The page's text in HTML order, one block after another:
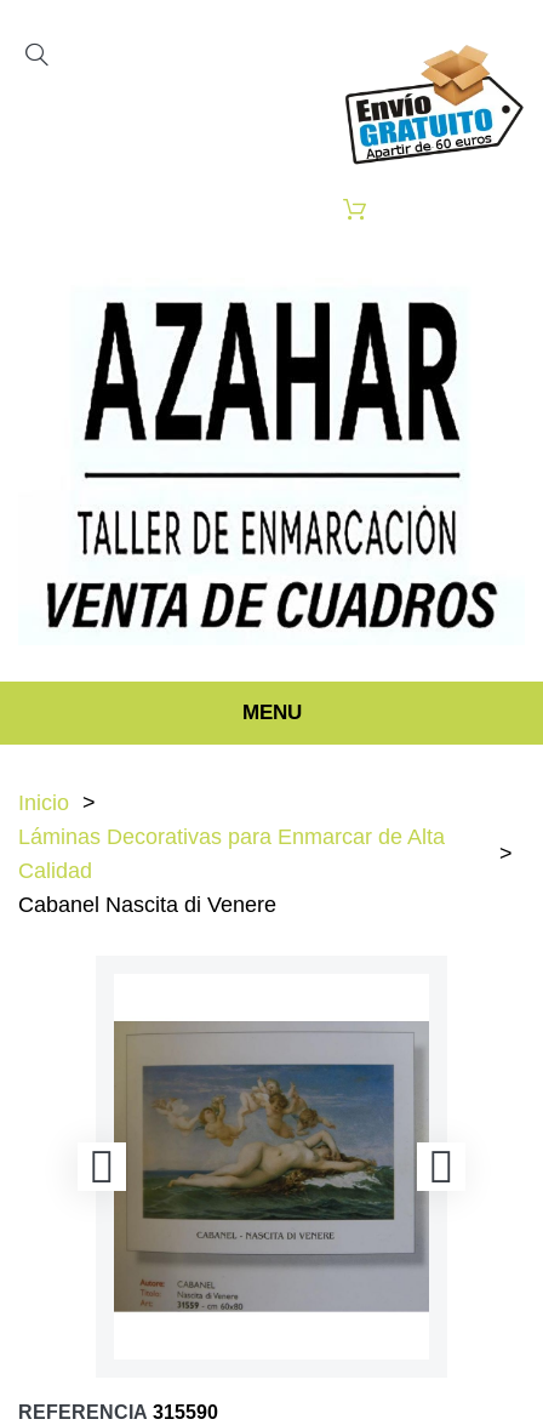
MENU
Inicio
Láminas Decorativas para Enmarcar de Alta
Calidad
Cabanel Nascita di Venere
REFERENCIA 315590